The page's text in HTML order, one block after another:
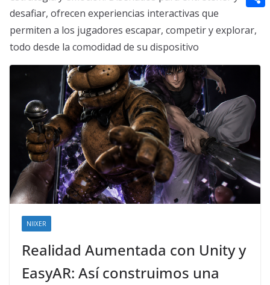
desafiar, ofrecen experiencias interactivas que
permiten a los jugadores escapar, competir y explorar,
todo desde la comodidad de su dispositivo
NIIXER
Realidad Aumentada con Unity y
EasyAR: Así construimos una
n
e
r
t
a
id
o
a
i